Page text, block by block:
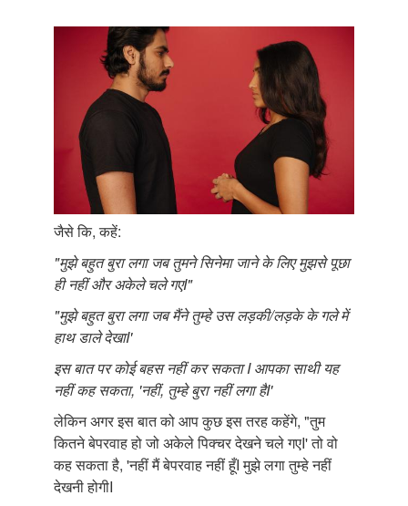
जैसे कि, कहें:
"मुझे बहुत बुरा लगा जब तुमने सिनेमा जाने के लिए मुझसे पूछा
ही नहीं और अकेले चले गएI"
"मुझे बहुत बुरा लगा जब मैंने तुम्हे उस लड़की/लड़के के गले में
हाथ डाले देखाI'
इस बात पर कोई बहस नहीं कर सकता I आपका साथी यह
नहीं कह सकता, 'नहीं, तुम्हे बुरा नहीं लगा हैI'
लेकिन अगर इस बात को आप कुछ इस तरह कहेंगे, "तुम
कितने बेपरवाह हो जो अकेले पिक्चर देखने चले गएI' तो वो
कह सकता है, 'नहीं मैं बेपरवाह नहीं हूँI मुझे लगा तुम्हे नहीं
देखनी होगीI